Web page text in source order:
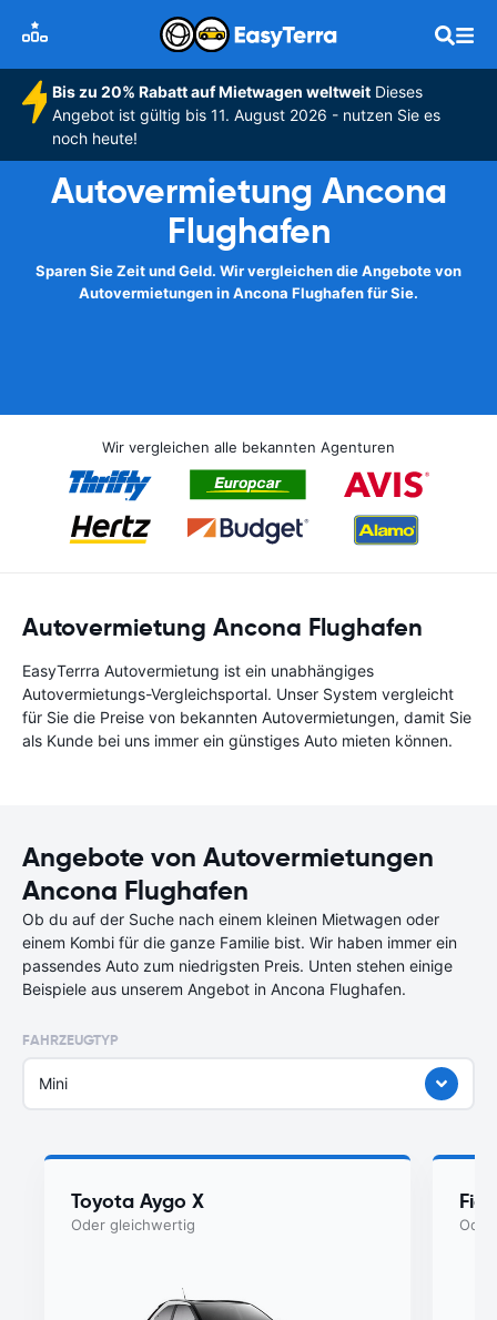
Bis zu 20% Rabatt auf Mietwagen weltweitDieses
Angebot ist gültig bis 11. August 2026 - nutzen Sie es
noch heute!
Autovermietung Ancona
Flughafen
Sparen Sie Zeit und Geld. Wir vergleichen die Angebote von
Autovermietungen in Ancona Flughafen für Sie.
Wir vergleichen alle bekannten Agenturen
Autovermietung Ancona Flughafen
EasyTerrra Autovermietung ist ein unabhängiges
Autovermietungs-Vergleichsportal. Unser System vergleicht
für Sie die Preise von bekannten Autovermietungen, damit Sie
als Kunde bei uns immer ein günstiges Auto mieten können.
Angebote von Autovermietungen
Ancona Flughafen
Ob du auf der Suche nach einem kleinen Mietwagen oder
einem Kombi für die ganze Familie bist. Wir haben immer ein
passendes Auto zum niedrigsten Preis. Unten stehen einige
Beispiele aus unserem Angebot in Ancona Flughafen.
FAHRZEUGTYP
Mini
Toyota Aygo X
Oder gleichwertig